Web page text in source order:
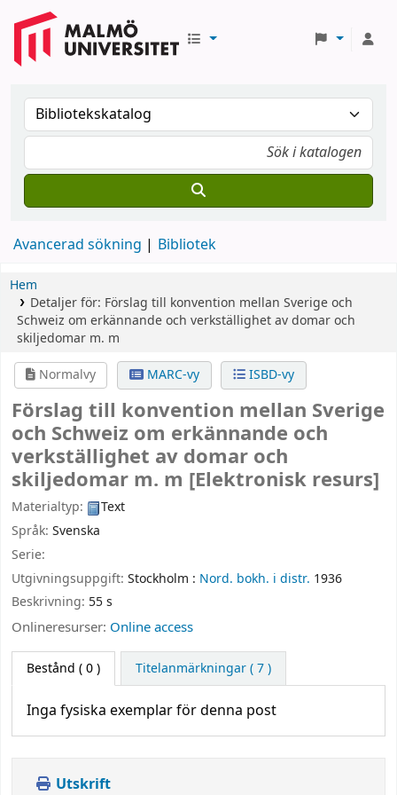
Avancerad sökning Bibliotek
Hem
Detaljer för: Förslag till konvention mellan Sverige och
Schweiz om erkännande och verkställighet av domar och
skiljedomar m. m
Normalvy
MARC-vy ISBD-vy
Förslag till konvention mellan Sverige
och Schweiz om erkännande och
verkställighet av domar och
skiljedomar m. m [Elektronisk resurs]
Materialtyp:
Text
Språk: Svenska
Serie:
Utgivningsuppgift: Stockholm : Nord. bokh. i distr. 1936
Beskrivning: 55 s
Onlineresurser: Online access
Bestånd ( 0 ) Titelanmärkningar ( 7 )
Inga fysiska exemplar för denna post
Utskrift